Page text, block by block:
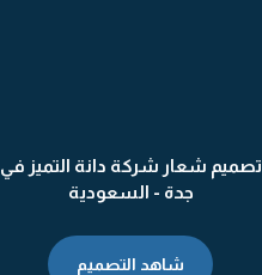
تصميم شعار شركة دانة التميز في
جدة - السعودية
شاهد التصميم